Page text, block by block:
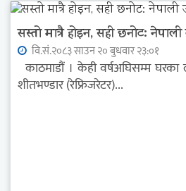
सस्तो मात्रै होइन, सही छनोट:
वि.सं.२०८३ साउन २० बुधवार २३:०१
काठमाडौं । केही वर्षअघिसम्म घरका
शीतभण्डार (रेफ्रिजरेटर)...